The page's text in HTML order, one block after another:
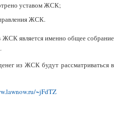
уставом ЖСК;
ЖСК.
является именно общее собрание
из ЖСК будут рассматриваться в
~jFdTZ